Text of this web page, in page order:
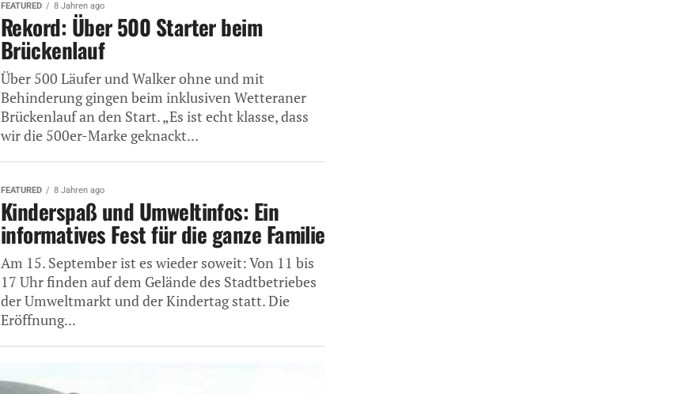
FEATURED 8 Jahren ago
Rekord: Über 500 Starter beim
Brückenlauf
Über 500 Läufer und Walker ohne und mit
Behinderung gingen beim inklusiven Wetteraner
Brückenlauf an den Start. „Es ist echt klasse, dass
wir die 500er-Marke geknackt...
FEATURED 8 Jahren ago
Kinderspaß und Umweltinfos: Ein
informatives Fest für die ganze Familie
Am 15. September ist es wieder soweit: Von 11 bis
17 Uhr finden auf dem Gelände des Stadtbetriebes
der Umweltmarkt und der Kindertag statt. Die
Eröffnung...